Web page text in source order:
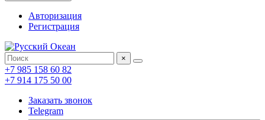
Авторизация
Регистрация
×
+7 985 158 60 82
+7 914 175 50 00
Заказать звонок
Telegram